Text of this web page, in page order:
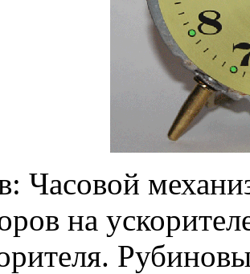
Часовой
на